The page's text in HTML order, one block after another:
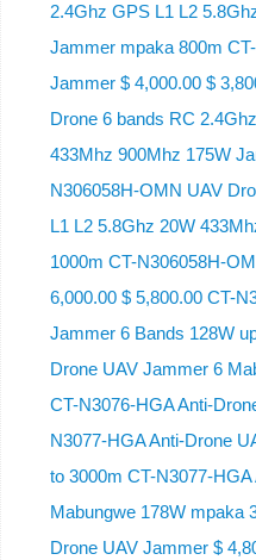
2.4Ghz GPS L1 L2
Jammer mpaka 800m
Jammer $ 4,000.00 $
Drone 6 bands RC
433Mhz 900Mhz 175W
N306058H-OMN UAV
L1 L2 5.8Ghz 20W
1000m CT-N306058H-
6,000.00 $ 5,800.00 CT-
Jammer 6 Bands 128W
Drone UAV Jammer 6
CT-N3076-HGA ​​Anti-
N3077-HGA Anti-Drone
to 3000m CT-N3077-
Mabungwe 178W mpaka
Drone UAV Jammer $